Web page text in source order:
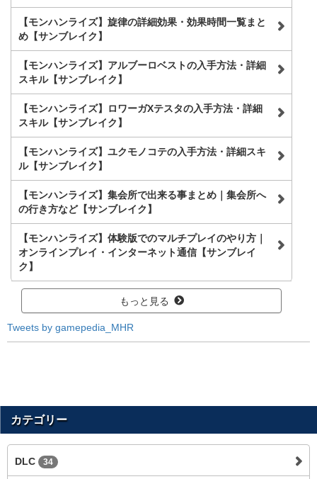
【モンハンライズ】旋律の詳細効果・効果時間一覧まと
め【サンブレイク】
【モンハンライズ】アルブーロベストの入手方法・詳細
スキル【サンブレイク】
【モンハンライズ】ロワーガXテスタの入手方法・詳細
スキル【サンブレイク】
【モンハンライズ】ユクモノコテの入手方法・詳細スキ
ル【サンブレイク】
【モンハンライズ】集会所で出来る事まとめ｜集会所へ
の行き方など【サンブレイク】
【モンハンライズ】体験版でのマルチプレイのやり方｜
オンラインプレイ・インターネット通信【サンブレイ
ク】
もっと見る
Tweets by gamepedia_MHR
カテゴリー
DLC 34